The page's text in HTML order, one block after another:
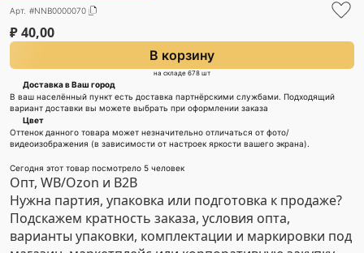
Арт. #NNB0000070
₽40,00
В корзину
на складе 678 шт
Доставка в Ваш город
В ваш населённый пункт есть доставка партнёрскими службами. Подходящий
вариант доставки вы можете выбрать при оформлении заказа
Цвет
Оттенок данного товара может незначительно отличаться от фото/
видеоизображения (в зависимости от настроек яркости вашего экрана).
Сегодня этот товар посмотрело 5 человек
Опт, WB/Ozon и B2B
Нужна партия, упаковка или подготовка к продаже?
Подскажем кратность заказа, условия опта,
варианты упаковки, комплектации и маркировки под